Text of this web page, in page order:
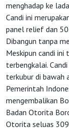
Agenda
menghadap ke
Candi ini
panel relief dan
Dibangun tanpa
Meskipun candi
terbengkalai.
terkubur di bawah
Pemerintah
mengembalikan
Badan Otorita
Otorita seluas